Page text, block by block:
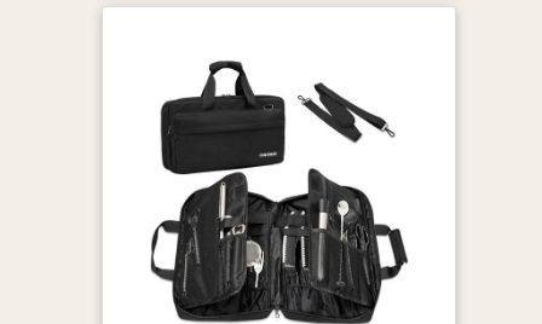
fin artisanat
japonais, mêlant la
tradition de la
forge des
samouraïs aux
techniques
modernes. Depuis
sa fondation en
1908 à Seki, au
Japon, KAI est